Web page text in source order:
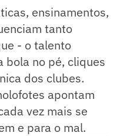
ensinamentos,
tanto
- o talento
bola no pé, cliques
dos clubes.
apontam
vez mais se
e para o mal.